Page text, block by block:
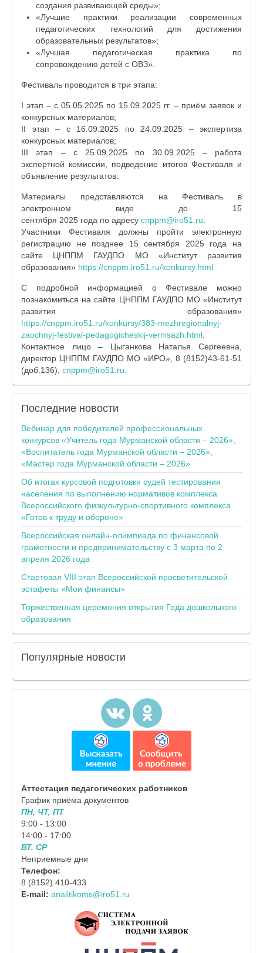
создания развивающей среды»;
«Лучшие практики реализации современных
педагогических технологий для достижения
образовательных результатов»;
«Лучшая педагогическая практика по
сопровождению детей с ОВЗ».
Фестиваль проводится в три этапа:
I этап – с 05.05.2025 по 15.09.2025 гг. – приём заявок и
конкурсных материалов;
II этап – с 16.09.2025 по 24.09.2025 – экспертиза
конкурсных материалов;
III этап – с 25.09.2025 по 30.09.2025 – работа
экспертной комиссии, подведение итогов Фестиваля и
объявление результатов.
Материалы представляются на Фестиваль в
электронном виде до 15
сентября 2025 года по адресу cnppm@iro51.ru
Участники Фестиваля должны пройти электронную
регистрацию не позднее 15 сентября 2025 года на
сайте ЦНППМ ГАУДПО МО «Институт развития
образования» https://cnppm.iro51.ru/konkursy.html
С подробной информацией о Фестивале можно
познакомиться на сайте ЦНППМ ГАУДПО МО «Институт
развития образования»
https://cnppm.iro51.ru/konkursy/383-mezhregionalnyj-
zaochnyj-festival-pedagogicheskij-vernisazh.html
Контактное лицо – Цыганкова Наталья Сергеевна,
директор ЦНППМ ГАУДПО МО «ИРО», 8 (8152)43-61-51
(доб.136), cnppm@iro51.ru
Последние новости
Вебинар для победителей профессиональных
конкурсов «Учитель года Мурманской области – 2026»,
«Воспитатель года Мурманской области – 2026»,
«Мастер года Мурманской области – 2026»
Об итогах курсовой подготовки судей тестирования
населения по выполнению нормативов комплекса
Всероссийского физкультурно-спортивного комплекса
«Готов к труду и обороне»
Всероссийская онлайн-олимпиада по финансовой
грамотности и предпринимательству с 3 марта по 2
апреля 2026 года
Стартовал VIII этап Всероссийской просветительской
эстафеты «Мои финансы»
Торжественная церемония открытия Года дошкольного
образования
Популярные новости
Аттестация педагогических работников
График приёма документов
ПН, ЧТ, ПТ
9:00 - 13:00
14:00 - 17:00
ВТ, СР
Неприемные дни
Телефон:
8 (8152) 410-433
E-mail: analitikoms@iro51.ru